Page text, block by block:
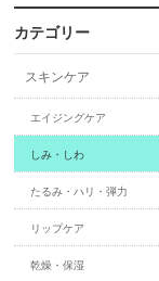
カテゴリー
スキンケア
エイジングケア
しみ・しわ
たるみ・ハリ・弾力
リップケア
乾燥・保湿